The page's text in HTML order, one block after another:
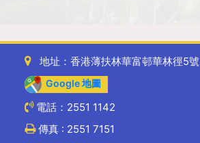
地址：香港薄扶林華富邨華林徑5號
Google 地圖
電話：2551 1142
傳真 : 2551 7151